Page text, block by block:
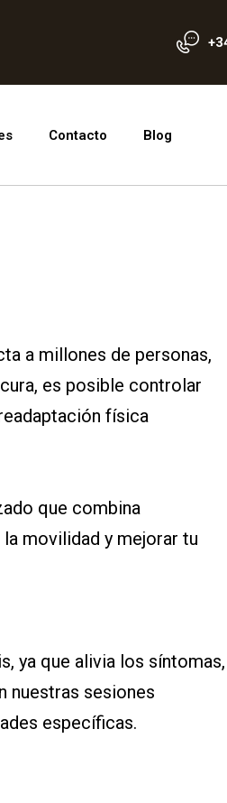
Contacto Blog
a millones de personas,
es posible controlar
física
que combina
movilidad y mejorar tu
ya que alivia los síntomas,
nuestras sesiones
específicas.